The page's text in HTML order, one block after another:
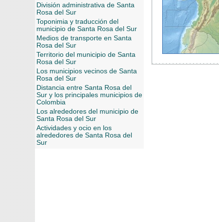
División administrativa de Santa
Rosa del Sur
Toponimia y traducción del
municipio de Santa Rosa del Sur
Medios de transporte en Santa
Rosa del Sur
Territorio del municipio de Santa
Rosa del Sur
Los municipios vecinos de Santa
Rosa del Sur
Distancia entre Santa Rosa del
Sur y los principales municipios de
Colombia
Los alrededores del municipio de
Santa Rosa del Sur
Actividades y ocio en los
alrededores de Santa Rosa del
Sur